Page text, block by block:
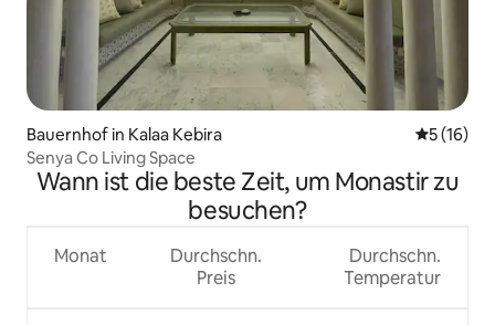
Bauernhof in Kalaa Kebira
5 (16)
Senya Co Living Space
Wann ist die beste Zeit, um Monastir zu
besuchen?
Monat
Durchschn.
Preis
Durchschn.
Temperatur